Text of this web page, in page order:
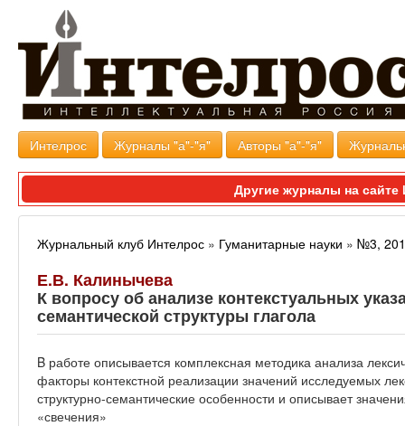
Интелрос Журналы "а"-"я" Авторы "а"-"я"
Другие журналы на
Журнальный клуб Интелрос » Гуманитарные науки » №3,
Е.В. Калинычева
К вопросу об анализе контекстуальных
семантической структуры глагола
B работе описывается комплексная методика анализа
факторы контекстной реализации значений исследуемых
структурно-семантические особенности и описывает
«свечения»